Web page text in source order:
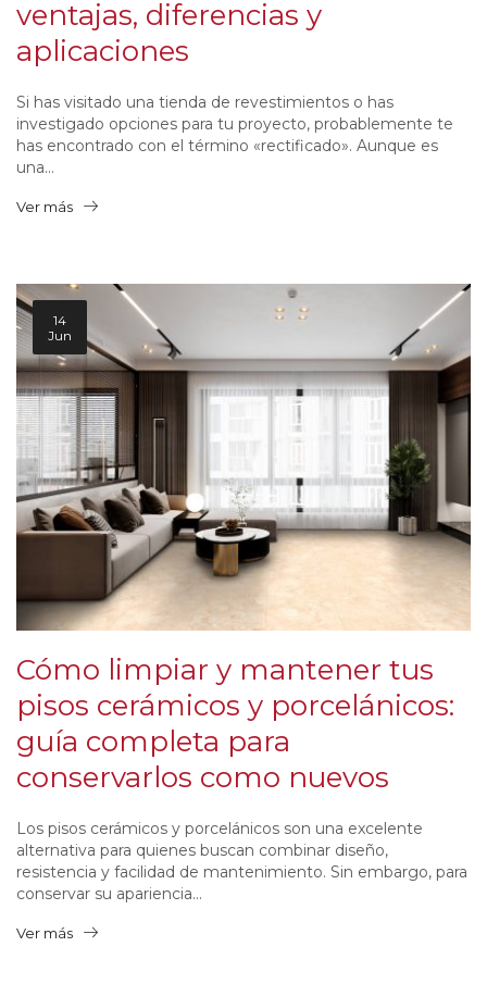
ventajas, diferencias y
aplicaciones
Si has visitado una tienda de revestimientos o has
investigado opciones para tu proyecto, probablemente te
has encontrado con el término «rectificado». Aunque es
una...
Ver más
14
Jun
Cómo limpiar y mantener tus
pisos cerámicos y porcelánicos:
guía completa para
conservarlos como nuevos
Los pisos cerámicos y porcelánicos son una excelente
alternativa para quienes buscan combinar diseño,
resistencia y facilidad de mantenimiento. Sin embargo, para
conservar su apariencia...
Ver más